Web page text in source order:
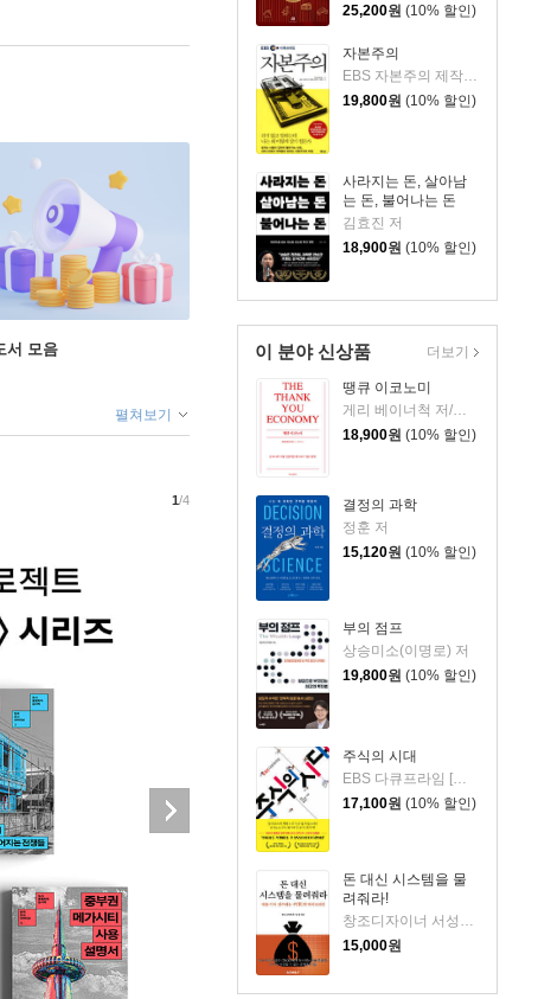
25,200원 (10% 할인)
자본주의
EBS 자본주의 제작팀,정지은,고희정 저/EBS MEDIA 기획
19,800원 (10% 할인)
사라지는 돈, 살아남
는 돈, 불어나는 돈
김효진 저
18,900원 (10% 할인)
이 분야 신상품
땡큐 이코노미
게리 베이너척 저/박선주 역
18,900원 (10% 할인)
결정의 과학
정훈 저
15,120원 (10% 할인)
부의 점프
상승미소(이명로) 저
19,800원 (10% 할인)
주식의 시대
EBS 다큐프라임 [주식의 시대] 제작진 저
17,100원 (10% 할인)
돈 대신 시스템을 물
려줘라!
15,000원
더보기
서 모음
펼쳐보기
1/4